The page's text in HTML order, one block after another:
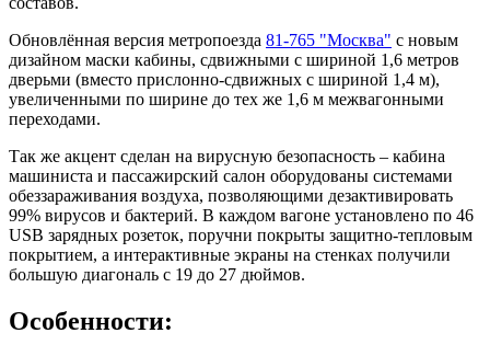
Обновлённая версия метропоезда 81-765 "Москва" с новым
дизайном маски кабины, сдвижными с шириной 1,6 метров
дверьми (вместо прислонно-сдвижных с шириной 1,4 м),
увеличенными по ширине до тех же 1,6 м межвагонными
переходами.
Так же акцент сделан на вирусную безопасность – кабина
машиниста и пассажирский салон оборудованы системами
обеззараживания воздуха, позволяющими дезактивировать
99% вирусов и бактерий. В каждом вагоне установлено по 46
USB зарядных розеток, поручни покрыты защитно-тепловым
покрытием, а интерактивные экраны на стенках получили
большую диагональ с 19 до 27 дюймов.
Особенности: